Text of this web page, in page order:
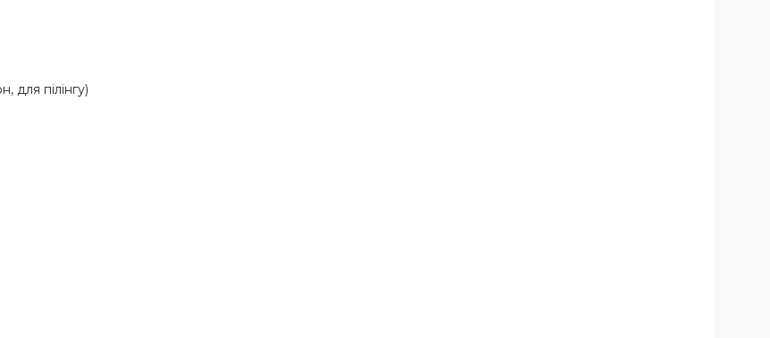
для пілінгу)